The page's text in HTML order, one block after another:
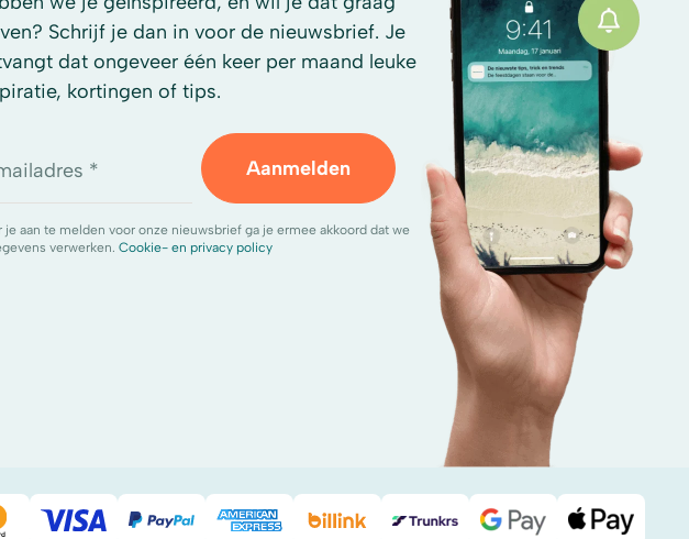
Schrijf je dan in voor de nieuwsbrief. Je
dat ongeveer één keer per maand leuke
kortingen of tips.
* Aanmelden
je aan te melden voor onze nieuwsbrief ga je ermee akkoord dat we
verwerken. Cookie- en privacy policy
Visa PayPal American Express
Billink DHL Google PayApple Pay